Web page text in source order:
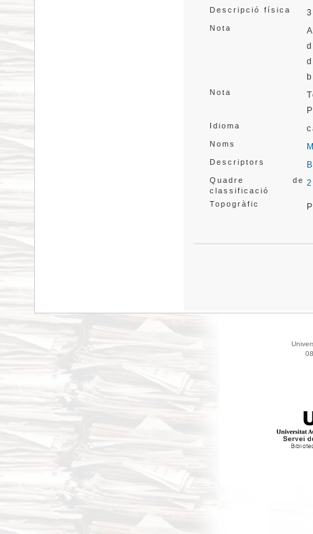
Descripció física
Nota
Nota
Idioma
Noms
Descriptors
Quadre de
classificació
Topogràfic